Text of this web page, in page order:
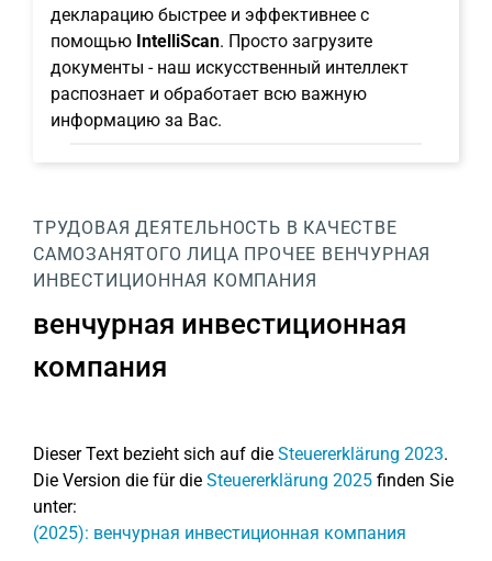
декларацию быстрее и эффективнее с
помощью IntelliScan. Просто загрузите
документы - наш искусственный интеллект
распознает и обработает всю важную
информацию за Вас.
ТРУДОВАЯ ДЕЯТЕЛЬНОСТЬ В КАЧЕСТВЕ
САМОЗАНЯТОГО ЛИЦА ПРОЧЕЕ ВЕНЧУРНАЯ
ИНВЕСТИЦИОННАЯ КОМПАНИЯ
венчурная инвестиционная
компания
Dieser Text bezieht sich auf die Steuererklärung 2023.
Die Version die für die Steuererklärung 2025 finden Sie
unter:
(2025): венчурная инвестиционная компания